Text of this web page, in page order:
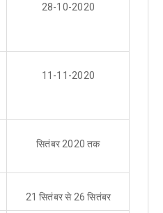
28-10-2020
11-11-2020
सितंबर 2020 तक
21 सितंबर से 26 सितंबर